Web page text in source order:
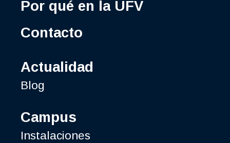
Por qué en la UFV
Contacto
Actualidad
Blog
Campus
Instalaciones